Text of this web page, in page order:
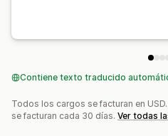
Contiene texto traducido
Todos los cargos se facturan en
se facturan cada 30 días. Ver todas